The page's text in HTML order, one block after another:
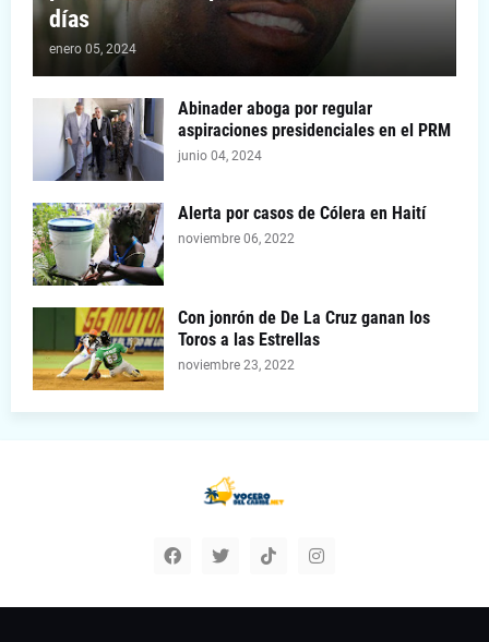
días
enero 05, 2024
Abinader aboga por regular
aspiraciones presidenciales en el PRM
junio 04, 2024
Alerta por casos de Cólera en Haití
noviembre 06, 2022
Con jonrón de De La Cruz ganan los
Toros a las Estrellas
noviembre 23, 2022